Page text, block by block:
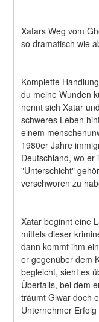
Xatars Weg vom
so dramatisch wie
Komplette
du meine Wunden
nennt sich Xatar
schweres Leben
einem
1980er Jahre
Deutschland, wo
"Unterschicht"
verschworen zu
Xatar beginnt eine
mittels dieser
dann kommt ihm
er gegenüber dem
begleicht, sieht es
Überfalls, bei dem
träumt Giwar doch
Unternehmer